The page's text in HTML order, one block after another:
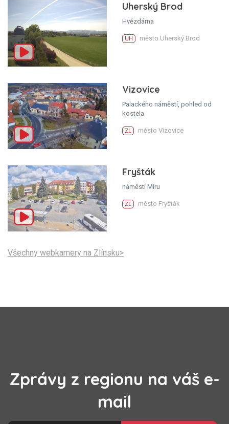
Uherský Brod
Hvězdárna
UH město Uherský Brod
Vizovice
Palackého náměstí, pohled od
kostela
ZL město Vizovice
Fryšták
náměstí Míru
ZL město Fryšták
Všechny webkamery na Zlínsku>
Zprávy z regionu na váš e-
mail